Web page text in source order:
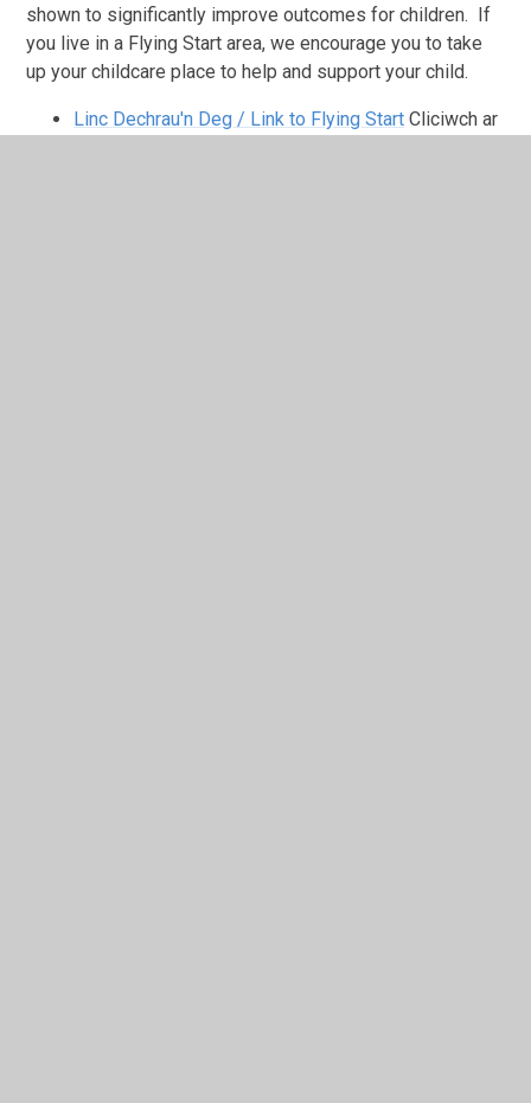
shown to significantly improve outcomes for children. If
you live in a Flying Start area, we encourage you to take
up your childcare place to help and support your child.
Linc Dechrau'n Deg / Link to Flying Start Cliciwch ar